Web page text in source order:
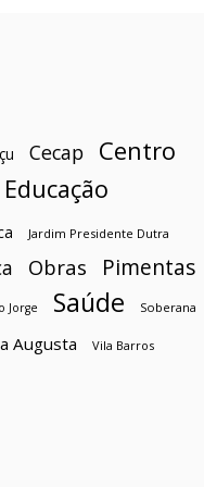
Cecap Centro
Educação
Jardim Presidente Dutra
Obras Pimentas
Jorge Saúde Soberana
Augusta Vila Barros